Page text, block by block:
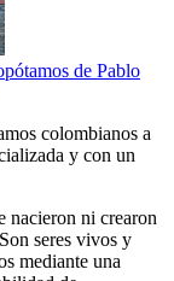
de Pablo
colombianos a
y con un
nacieron ni crearon
seres vivos y
mediante una